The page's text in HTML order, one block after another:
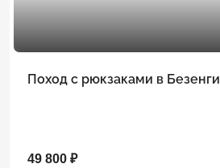
Поход с рюкзаками в Безенги
49 800 ₽